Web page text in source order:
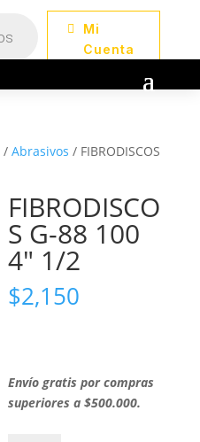
Mi
Cuenta
/ Abrasivos / FIBRODISCOS
FIBRODISCO
S G-88 100
4″ 1/2
$2,150
Envío gratis por compras
superiores a $500.000.